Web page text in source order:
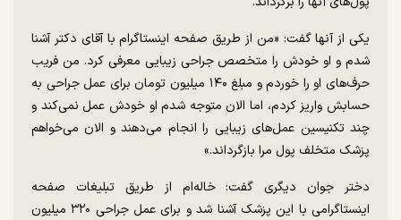
یکی از آنها گفت: «من از طریق صفحه اینستاگرام با آقای دکتر آشنا
شدم و او خودش را متخصص جراحی زیبایی معرفی کرد. من فریب
حرف‌های او را خوردم و مبلغ ۱۴۰ میلیون تومان برای عمل جراحی به
حسابش واریز کردم، اما الان متوجه شدم او خودش عمل نمی‌کند و
چند تکنیسین عمل‌های زیبایی را انجام می‌دهند و الان می‌خواهم
پزشک متخلف پول مرا بازگرداند.»
دختر جوان دیگری گفت: خاله‌ام از طریق تبلیغات صفحه
اینستاگرامی با این پزشک آشنا شد و برای عمل جراحی ۳۲۰ میلیون